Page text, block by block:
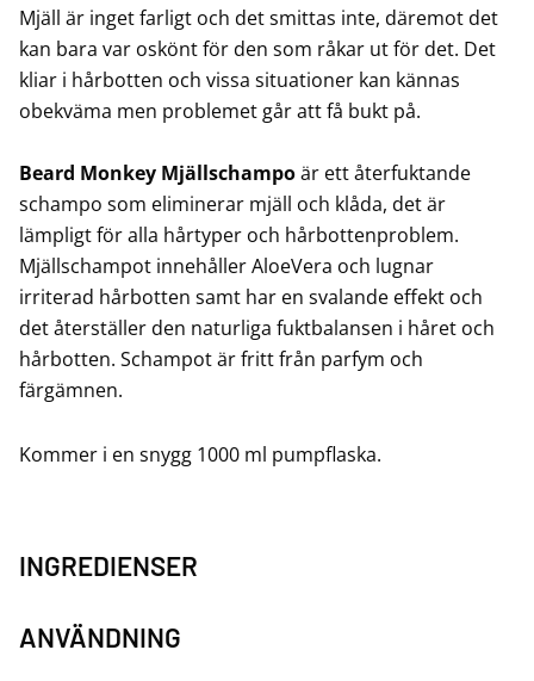
INGREDIENSER
ANVÄNDNING
Mjäll är inget farligt och det smittas inte, däremot det
kan bara var oskönt för den som råkar ut för det. Det
kliar i hårbotten och vissa situationer kan kännas
obekväma men problemet går att få bukt på.
Beard Monkey Mjällschampoär ett återfuktande
schampo som eliminerar mjäll och klåda, det är
lämpligt för alla hårtyper och hårbottenproblem.
Mjällschampot innehåller AloeVera och lugnar
irriterad hårbotten samt har en svalande effekt och
det återställer den naturliga fuktbalansen i håret och
hårbotten. Schampot är fritt från parfym och
färgämnen.
Kommer i en snygg 1000 ml pumpflaska.